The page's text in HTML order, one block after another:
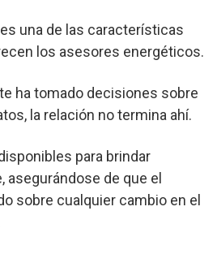
es una de las características
los asesores energéticos.
ha tomado decisiones sobre
la relación no termina ahí.
para brindar
de que el
sobre cualquier cambio en el